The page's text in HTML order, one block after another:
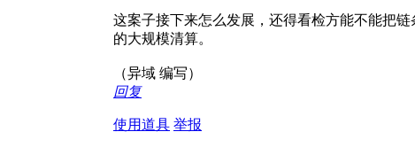
这案子接下来怎么发展，还得看检方能不能把
的大规模清算。
（异域 编写）
回复
使用道具 举报